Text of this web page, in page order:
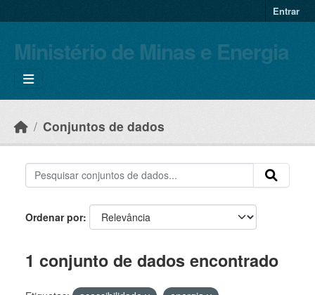
Entrar
Ministério de Minas e Energia
Conjuntos de dados
Ordenar por
1 conjunto de dados encontrado